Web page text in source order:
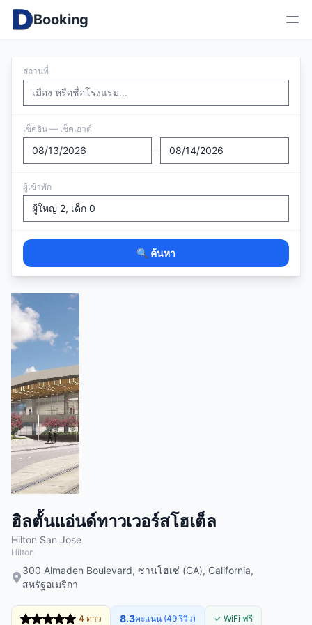
Booking
สถานที่
เช็คอิน — เช็คเอาต์
—
ผู้เข้าพัก
🔍 ค้นหา
ฮิลตั้นแอ่นด์ทาวเวอร์สโฮเต็ล
Hilton San Jose
Hilton
300 Almaden Boulevard, ซานโฮเซ่ (CA), California,
สหรัฐอเมริกา
4 ดาว 8.3คะแนน (49 รีวิว) ✓ WiFi ฟรี